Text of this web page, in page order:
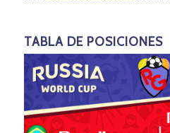
TABLA DE POSICIONES